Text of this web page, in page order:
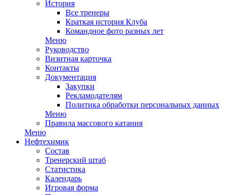
История
Все тренеры
Краткая история Клуба
Командное фото разных лет
Меню
Руководство
Визитная карточка
Контакты
Документация
Закупки
Рекламодателям
Политика обработки персональных данных
Меню
Правила массового катания
Меню
Нефтехимик
Состав
Тренерский штаб
Статистика
Календарь
Игровая форма